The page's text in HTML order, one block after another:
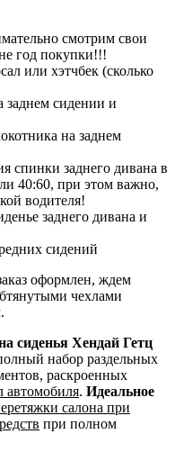
смотрим свои
год покупки!!!
или хэтчбек (сколько
заднем сидении и
на заднем
спинки заднего дивана в
40:60, при этом важно,
водителя!
заднего дивана и
сидений
оформлен, ждем
чехлами
сиденья Хендай Гетц
набор раздельных
раскроенных
автомобиля. Идеальное
салона при
при полном